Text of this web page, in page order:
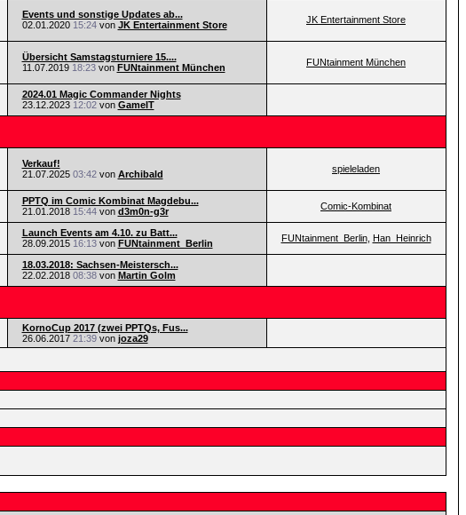
Events und sonstige Updates ab...
02.01.2020 15:24von JK Entertainment Store JK Entertainment Store
Übersicht Samstagsturniere 15....
11.07.2019 18:23von FUNtainment München FUNtainment München
2024.01 Magic Commander Nights
23.12.2023 12:02von GameIT
Verkauf!
21.07.2025 03:42von Archibald spieleladen
PPTQ im Comic Kombinat Magdebu...
21.01.2018 15:44von d3m0n-g3r Comic-Kombinat
Launch Events am 4.10. zu Batt...
28.09.2015 16:13von FUNtainment_Berlin FUNtainment_Berlin, Han_Heinrich
18.03.2018: Sachsen-Meistersch...
22.02.2018 08:38von Martin Golm
KornoCup 2017 (zwei PPTQs, Fus...
26.06.2017 21:39von joza29